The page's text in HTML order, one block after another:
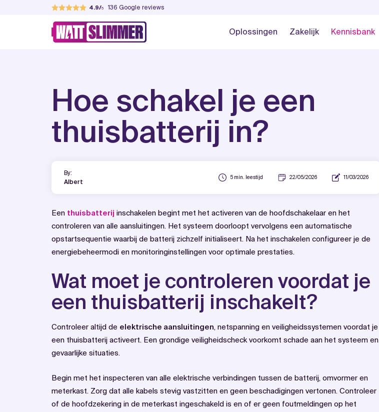
4.9 136 Google reviews
WattSlimmer
Jouw partner in verduurzamen Oplossingen Zakelijk Kennisbank
Hoe schakel je een
thuisbatterij in?
By:
Albert
5 min. leestijd 22/05/2026 11/03/2026
Een thuisbatterij inschakelen begint met het activeren van de hoofdschakelaar en het
controleren van alle aansluitingen. Het systeem doorloopt vervolgens een automatische
opstartsequentie waarbij de batterij zichzelf initialiseert. Na het inschakelen configureer je de
energiebeheermodi en monitoringinstellingen voor optimale prestaties.
Wat moet je controleren voordat je
een thuisbatterij inschakelt?
Controleer altijd de elektrische aansluitingen, netspanning en veiligheidssystemen voordat je
een thuisbatterij activeert. Een grondige veiligheidscheck voorkomt schade aan het systeem en
gevaarlijke situaties.
Begin met het inspecteren van alle elektrische verbindingen tussen de batterij, omvormer en
meterkast. Zorg dat alle kabels stevig vastzitten en geen beschadigingen vertonen. Controleer
of de hoofdzekering in de meterkast ingeschakeld is en of er geen foutmeldingen op het